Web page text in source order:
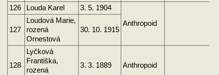
126 Louda Karel
3. 5. 1904
Anthropoid
127
Loudová Marie,
rozená
Ornestová
30. 10. 1915
128
Lyčková
Františka,
rozená
3. 3. 1889 Anthropoid